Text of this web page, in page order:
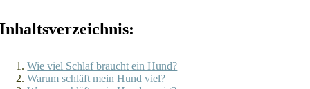
Inhaltsverzeichnis:
Wie viel Schlaf braucht ein Hund?
Warum schläft mein Hund viel?